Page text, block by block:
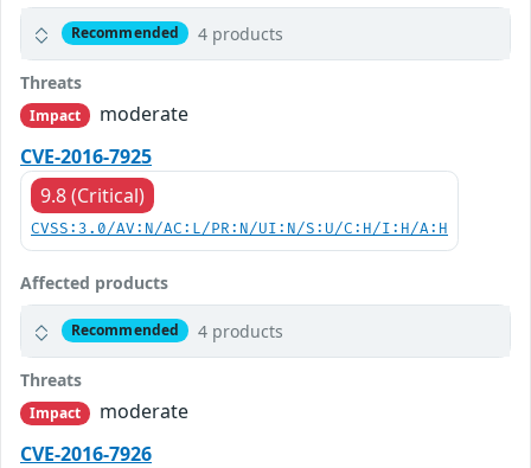
Recommended 4 products
Threats
Impact
moderate
CVE-2016-7925
9.8 (Critical)
CVSS:3.0/AV:N/AC:L/PR:N/UI:N/S:U/C:H/I:H/A:H
Affected products
Recommended 4 products
Threats
Impact
moderate
CVE-2016-7926